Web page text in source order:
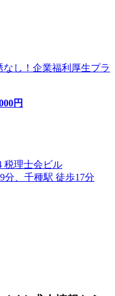
なし！企業福利厚生プラ
円
税理士会ビル
分、千種駅 徒歩17分